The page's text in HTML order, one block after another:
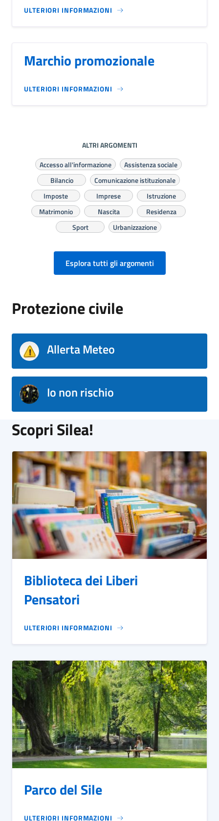
ULTERIORI INFORMAZIONI
Marchio promozionale
ULTERIORI INFORMAZIONI
ALTRI ARGOMENTI
Accesso all'informazione
Assistenza sociale
Bilancio
Comunicazione istituzionale
Imposte
Imprese
Istruzione
Matrimonio
Nascita
Residenza
Sport
Urbanizzazione
Esplora tutti gli argomenti
Protezione civile
Allerta Meteo
Io non rischio
Scopri Silea!
Biblioteca dei Liberi
Pensatori
ULTERIORI INFORMAZIONI
Parco del Sile
ULTERIORI INFORMAZIONI